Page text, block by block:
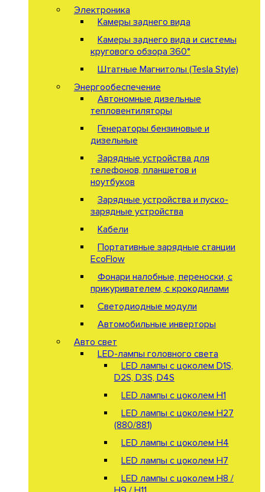
Электроника
Камеры заднего вида
Камеры заднего вида и системы
кругового обзора 360°
Штатные Магнитолы (Tesla Style)
Энергообеспечение
Автономные дизельные
тепловентиляторы
Генераторы бензиновые и
дизельные
Зарядные устройства для
телефонов, планшетов и
ноутбуков
Зарядные устройства и пуско-
зарядные устройства
Кабели
Портативные зарядные станции
EcoFlow
Фонари налобные, переноски, с
прикуривателем, с крокодилами
Светодиодные модули
Автомобильные инверторы
Авто свет
LED-лампы головного света
LED лампы с цоколем D1S,
D2S, D3S, D4S
LED лампы с цоколем H1
LED лампы с цоколем H27
(880/881)
LED лампы с цоколем H4
LED лампы с цоколем H7
LED лампы с цоколем H8 /